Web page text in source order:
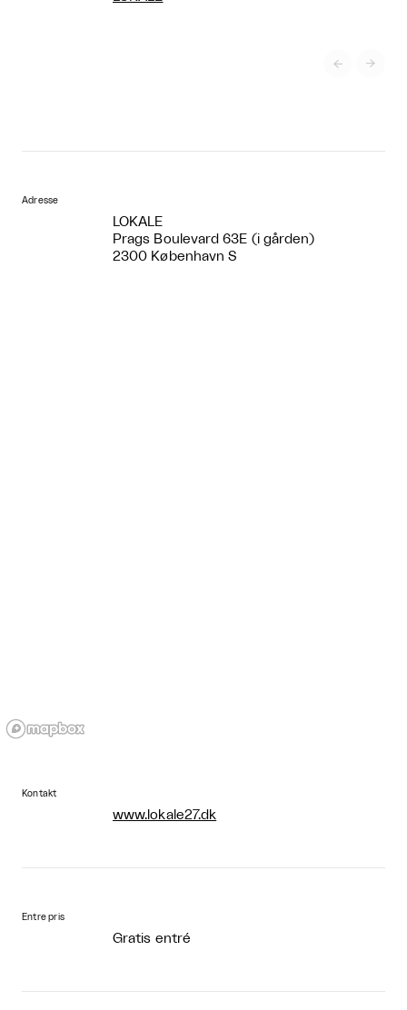
 
Adresse
LOKALE
Prags Boulevard 63E (i gården)
2300 København S
Kontakt
www.lokale27.dk
Entre pris
Gratis entré